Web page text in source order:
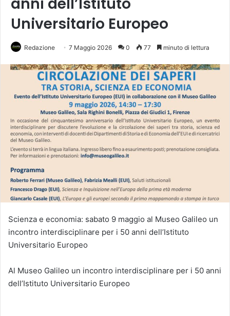
Universitario Europeo
Redazione 7 Maggio 2026 0 77 minuto di lettura
Scienza e economia: sabato 9 maggio al Museo Galileo un
incontro interdisciplinare per i 50 anni dell’Istituto
Universitario Europeo
Al Museo Galileo un incontro interdisciplinare per i 50 anni
dell’Istituto Universitario Europeo